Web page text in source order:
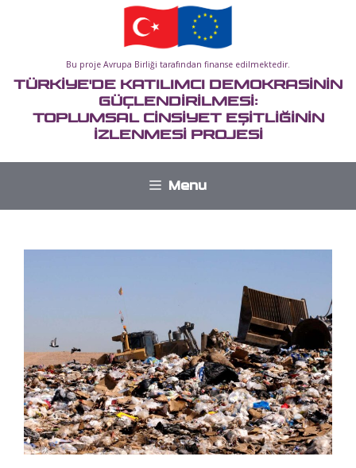
Bu proje Avrupa Birliği tarafından finanse edilmektedir.
TÜRKİYE'DE KATILIMCI DEMOKRASİNİN
GÜÇLENDİRİLMESİ:
TOPLUMSAL CİNSİYET EŞİTLİĞİNİN
İZLENMESİ PROJESİ
Menu